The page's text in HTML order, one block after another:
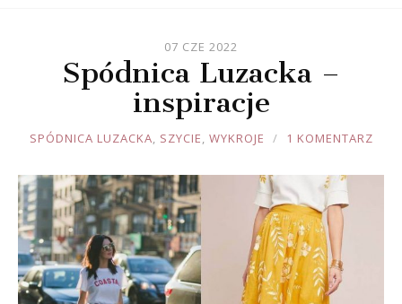
07 CZE 2022
Spódnica Luzacka –
inspiracje
JOULE
SPÓDNICA LUZACKA, SZYCIE, WYKROJE 1 KOMENTARZ